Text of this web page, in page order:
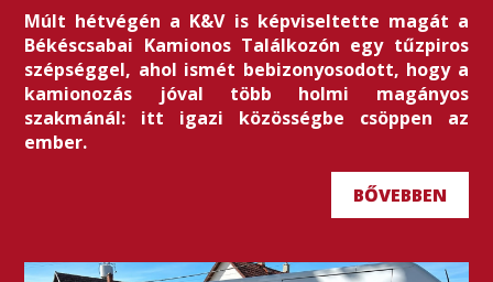
Múlt hétvégén a K&V is képviseltette magát a
Békéscsabai Kamionos Találkozón egy tűzpiros
szépséggel, ahol ismét bebizonyosodott, hogy a
kamionozás jóval több holmi magányos
szakmánál: itt igazi közösségbe csöppen az
ember.
BŐVEBBEN